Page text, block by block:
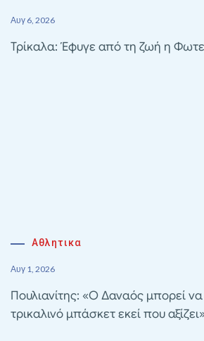
Αυγ 6, 2026
Τρίκαλα: Έφυγε από τη ζωή η
Αθλητικα
Αυγ 1, 2026
Πουλιανίτης: «Ο Δαναός μπορεί
τρικαλινό μπάσκετ εκεί που